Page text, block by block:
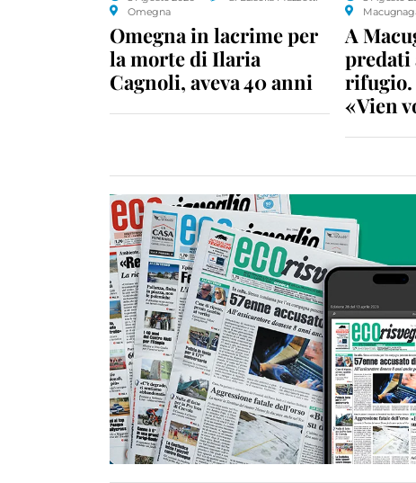
Omegna
Omegna in lacrime per
la morte di Ilaria
Cagnoli, aveva 40 anni
A
predati
rifugio.
«Vien